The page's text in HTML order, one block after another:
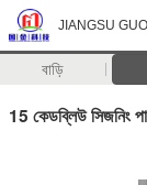
JIANGSU
বাড়ি
15 কেডব্লিউ সিজনিং